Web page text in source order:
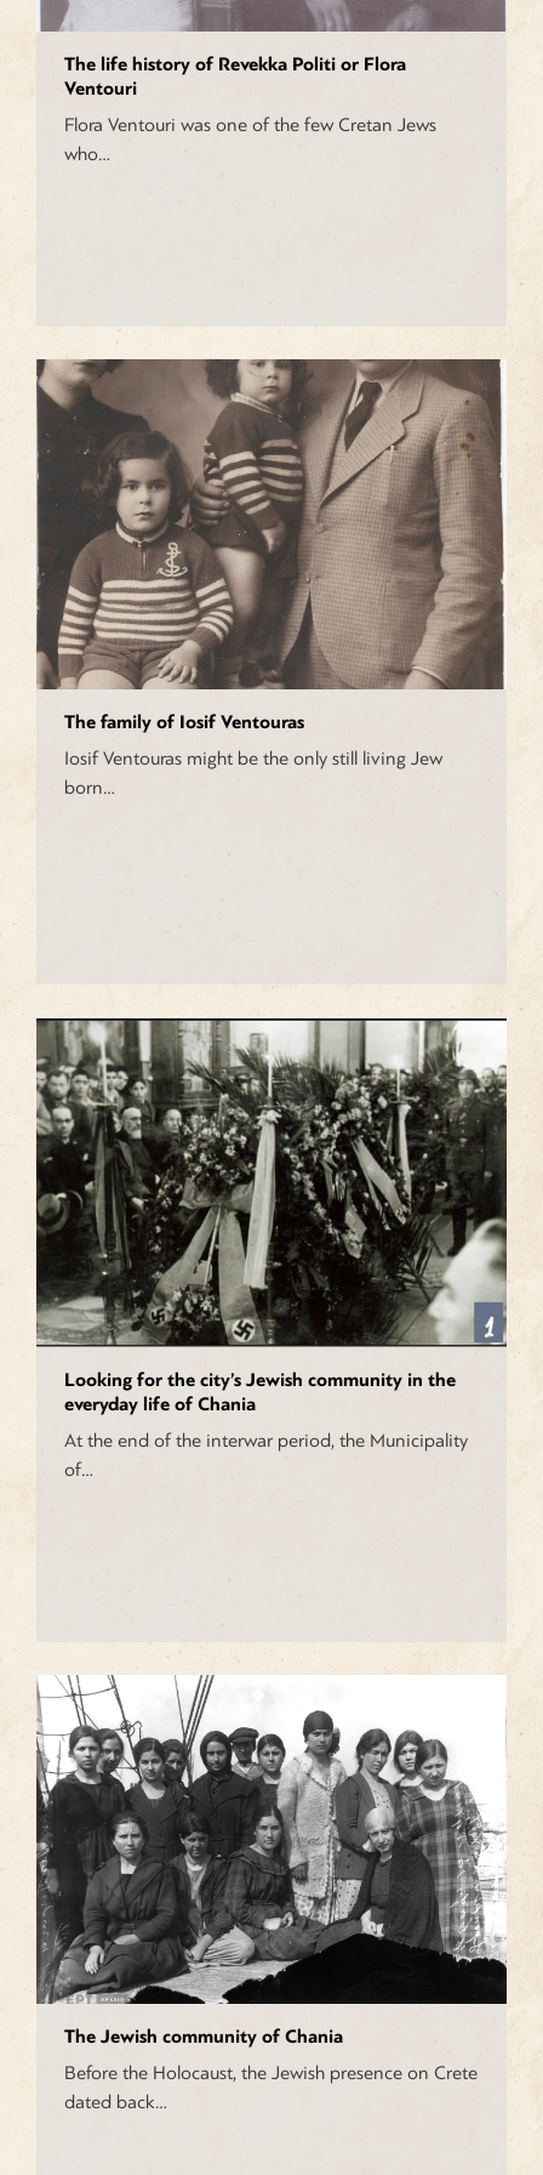
The life history of Revekka Politi or Flora
Ventouri
Flora Ventouri was one of the few Cretan Jews
who…
The family of Iosif Ventouras
Iosif Ventouras might be the only still living Jew
born…
Looking for the city’s Jewish community in the
everyday life of Chania
At the end of the interwar period, the Municipality
of…
The Jewish community of Chania
Before the Holocaust, the Jewish presence on Crete
dated back…